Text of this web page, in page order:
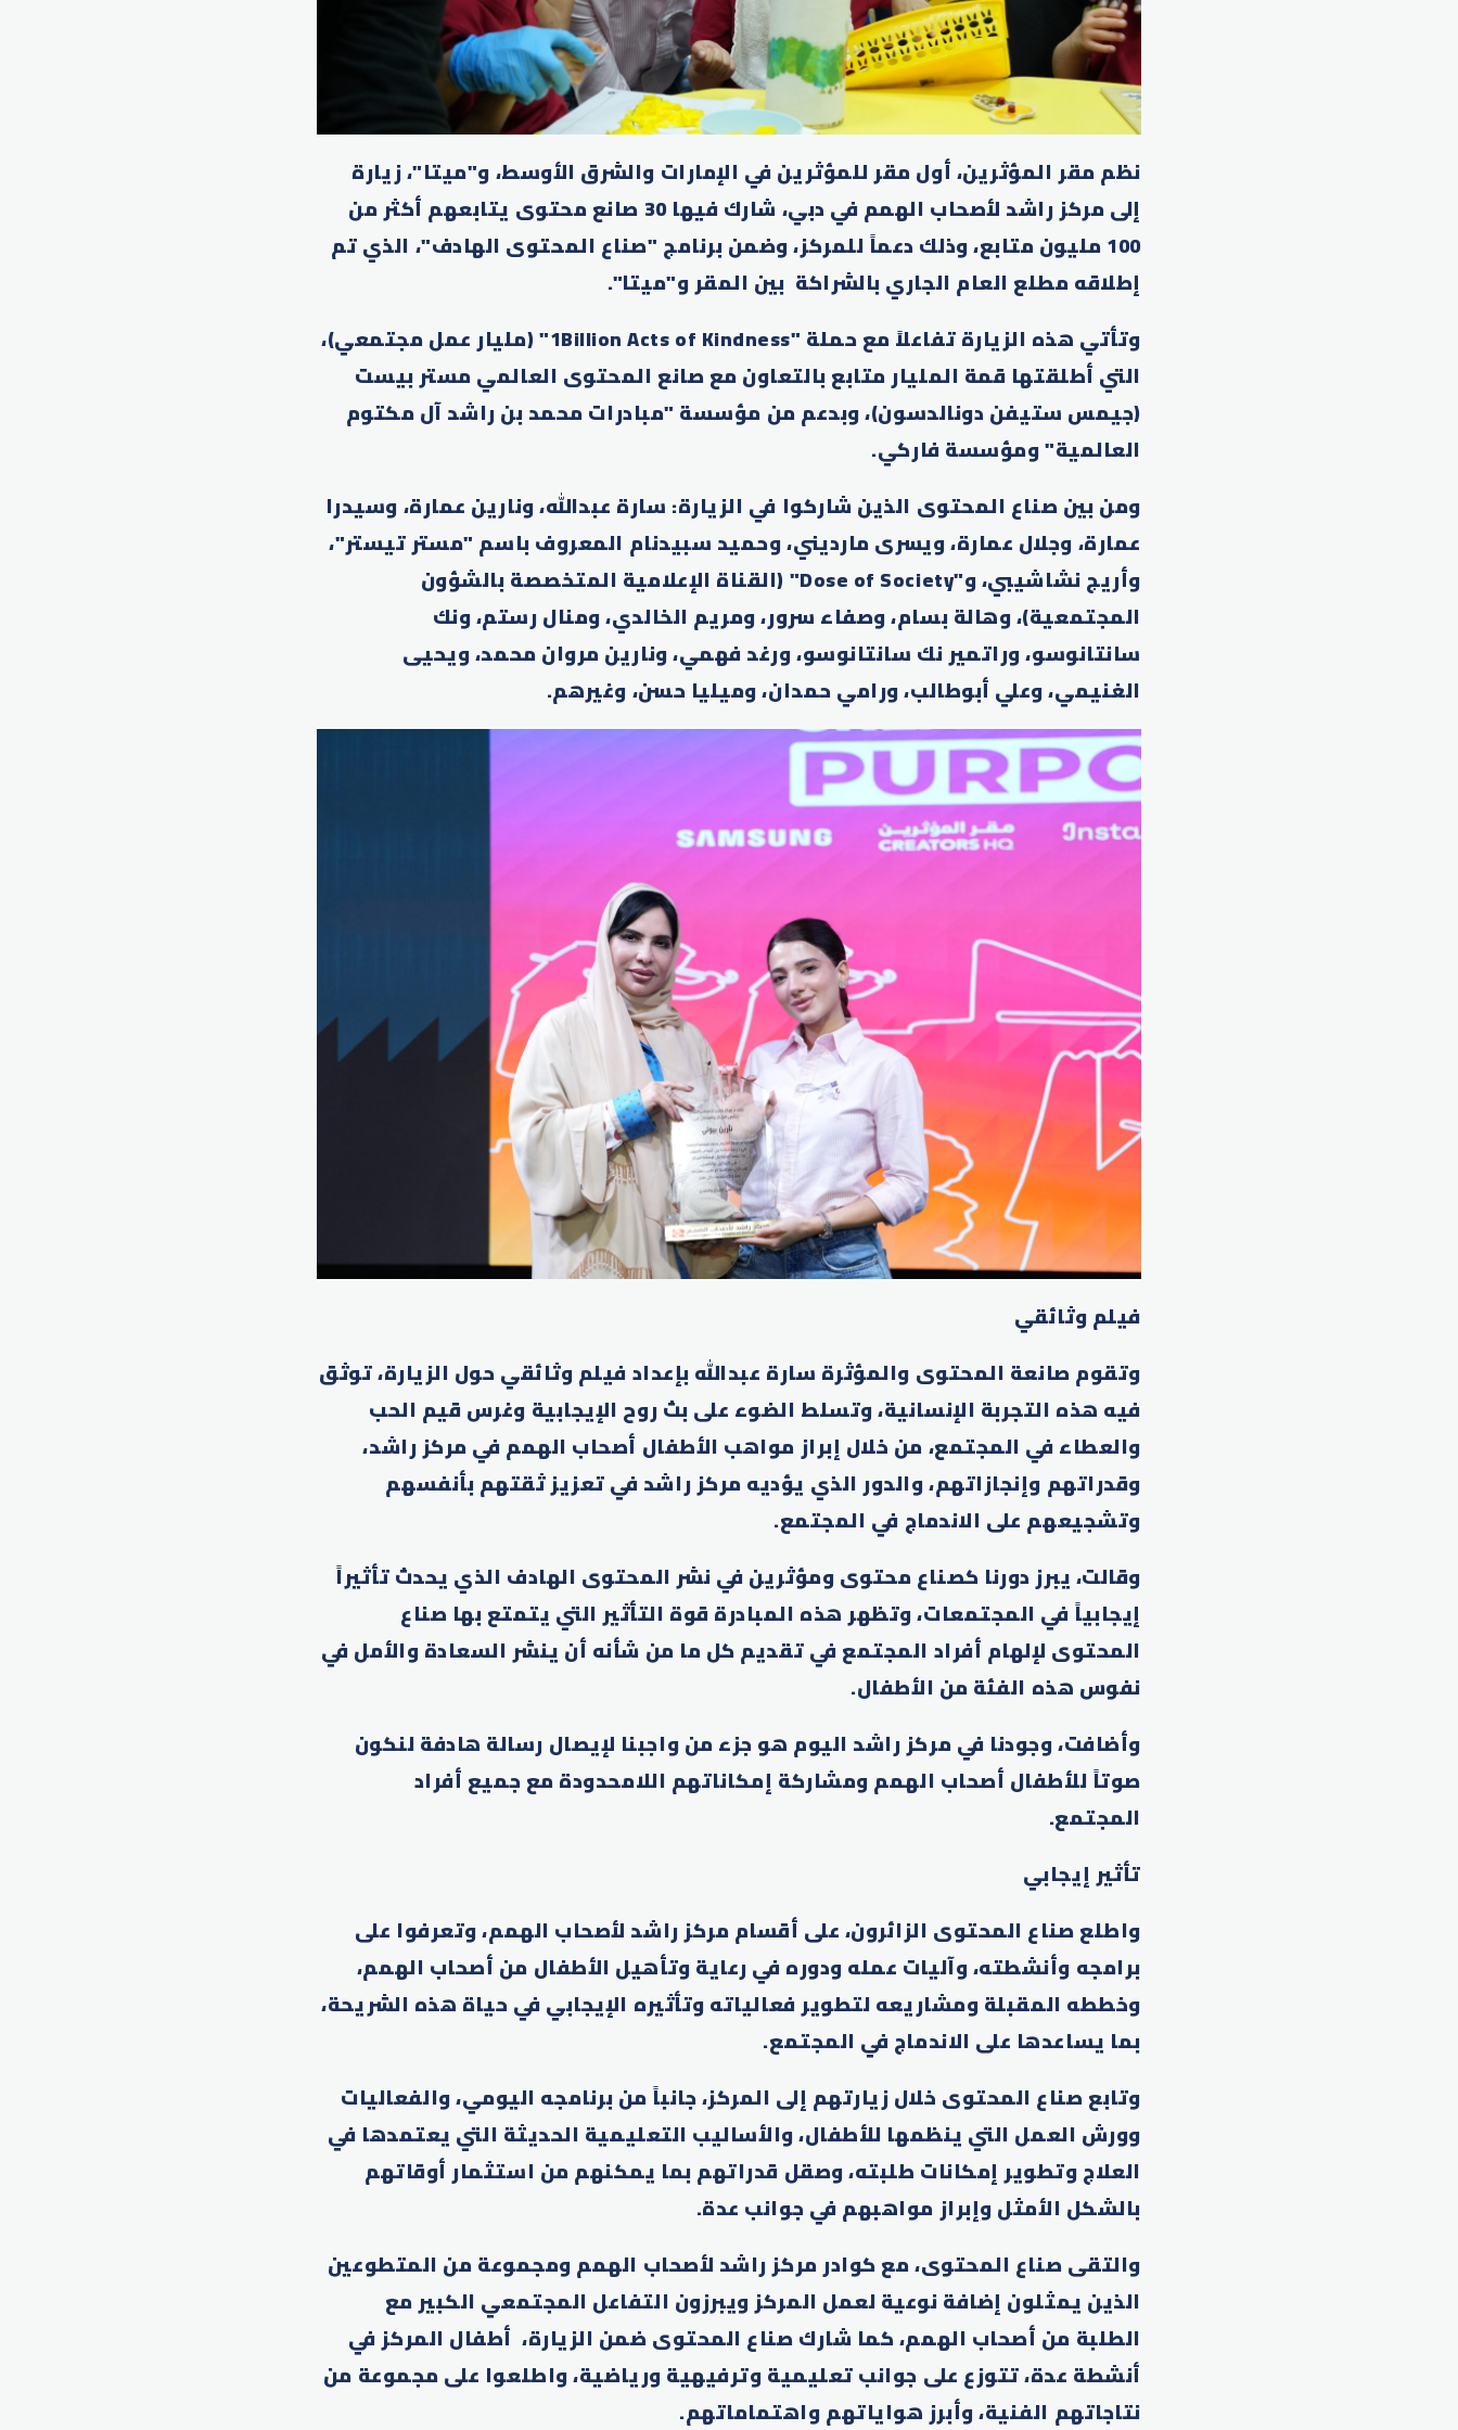
نظم مقر المؤثرين، أول مقر للمؤثرين في الإمارات والشرق الأوسط، و"ميتا"، زيارة
إلى مركز راشد لأصحاب الهمم في دبي، شارك فيها 30 صانع محتوى يتابعهم أكثر من
100 مليون متابع، وذلك دعماً للمركز، وضمن برنامج "صناع المحتوى الهادف"، الذي تم
إطلاقه مطلع العام الجاري بالشراكة بين المقر و"ميتا".
وتأتي هذه الزيارة تفاعلاً مع حملة "1Billion Acts of Kindness" (مليار عمل مجتمعي)،
التي أطلقتها قمة المليار متابع بالتعاون مع صانع المحتوى العالمي مستر بيست
(جيمس ستيفن دونالدسون)، وبدعم من مؤسسة "مبادرات محمد بن راشد آل مكتوم
العالمية" ومؤسسة فاركي.
ومن بين صناع المحتوى الذين شاركوا في الزيارة: سارة عبدالله، ونارين عمارة، وسيدرا
عمارة، وجلال عمارة، ويسرى مارديني، وحميد سبيدنام المعروف باسم "مستر تيستر"،
وأريج نشاشيبي، و"Dose of Society" (القناة الإعلامية المتخصصة بالشؤون
المجتمعية)، وهالة بسام، وصفاء سرور، ومريم الخالدي، ومنال رستم، ونك
سانتانوسو، وراتمير نك سانتانوسو، ورغد فهمي، ونارين مروان محمد، ويحيى
الغنيمي، وعلي أبوطالب، ورامي حمدان، وميليا حسن، وغيرهم.
فيلم وثائقي
وتقوم صانعة المحتوى والمؤثرة سارة عبدالله بإعداد فيلم وثائقي حول الزيارة، توثق
فيه هذه التجربة الإنسانية، وتسلط الضوء على بث روح الإيجابية وغرس قيم الحب
والعطاء في المجتمع، من خلال إبراز مواهب الأطفال أصحاب الهمم في مركز راشد،
وقدراتهم وإنجازاتهم، والدور الذي يؤديه مركز راشد في تعزيز ثقتهم بأنفسهم
وتشجيعهم على الاندماج في المجتمع.
وقالت، يبرز دورنا كصناع محتوى ومؤثرين في نشر المحتوى الهادف الذي يحدث تأثيراً
إيجابياً في المجتمعات، وتظهر هذه المبادرة قوة التأثير التي يتمتع بها صناع
المحتوى لإلهام أفراد المجتمع في تقديم كل ما من شأنه أن ينشر السعادة والأمل في
نفوس هذه الفئة من الأطفال.
وأضافت، وجودنا في مركز راشد اليوم هو جزء من واجبنا لإيصال رسالة هادفة لنكون
صوتاً للأطفال أصحاب الهمم ومشاركة إمكاناتهم اللامحدودة مع جميع أفراد
المجتمع.
تأثير إيجابي
واطلع صناع المحتوى الزائرون، على أقسام مركز راشد لأصحاب الهمم، وتعرفوا على
برامجه وأنشطته، وآليات عمله ودوره في رعاية وتأهيل الأطفال من أصحاب الهمم،
وخططه المقبلة ومشاريعه لتطوير فعالياته وتأثيره الإيجابي في حياة هذه الشريحة،
بما يساعدها على الاندماج في المجتمع.
وتابع صناع المحتوى خلال زيارتهم إلى المركز، جانباً من برنامجه اليومي، والفعاليات
وورش العمل التي ينظمها للأطفال، والأساليب التعليمية الحديثة التي يعتمدها في
العلاج وتطوير إمكانات طلبته، وصقل قدراتهم بما يمكنهم من استثمار أوقاتهم
بالشكل الأمثل وإبراز مواهبهم في جوانب عدة.
والتقى صناع المحتوى، مع كوادر مركز راشد لأصحاب الهمم ومجموعة من المتطوعين
الذين يمثلون إضافة نوعية لعمل المركز ويبرزون التفاعل المجتمعي الكبير مع
الطلبة من أصحاب الهمم، كما شارك صناع المحتوى ضمن الزيارة، أطفال المركز في
أنشطة عدة، تتوزع على جوانب تعليمية وترفيهية ورياضية، واطلعوا على مجموعة من
نتاجاتهم الفنية، وأبرز هواياتهم واهتماماتهم.